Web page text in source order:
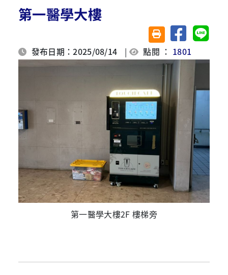
第一醫學大樓
友善列印(另開視窗)
分享至臉書分享
發布日期：2025/08/14 | 點閱 ： 1801
第一醫學大樓2F 樓梯旁